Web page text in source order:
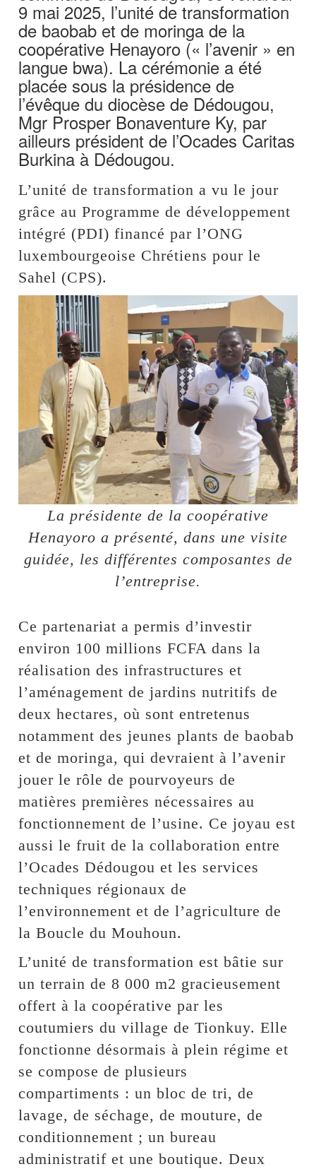
9 mai 2025, l’unité de transformation
de baobab et de moringa de la
coopérative Henayoro (« l’avenir » en
langue bwa). La cérémonie a été
placée sous la présidence de
l’évêque du diocèse de Dédougou,
Mgr Prosper Bonaventure Ky, par
ailleurs président de l’Ocades Caritas
Burkina à Dédougou.
L’unité de transformation a vu le jour
grâce au Programme de développement
intégré (PDI) financé par l’ONG
luxembourgeoise Chrétiens pour le
Sahel (CPS).
La présidente de la coopérative
Henayoro a présenté, dans une visite
guidée, les différentes composantes de
l’entreprise.
Ce partenariat a permis d’investir
environ 100 millions FCFA dans la
réalisation des infrastructures et
l’aménagement de jardins nutritifs de
deux hectares, où sont entretenus
notamment des jeunes plants de baobab
et de moringa, qui devraient à l’avenir
jouer le rôle de pourvoyeurs de
matières premières nécessaires au
fonctionnement de l’usine. Ce joyau est
aussi le fruit de la collaboration entre
l’Ocades Dédougou et les services
techniques régionaux de
l’environnement et de l’agriculture de
la Boucle du Mouhoun.
L’unité de transformation est bâtie sur
un terrain de 8 000 m2 gracieusement
offert à la coopérative par les
coutumiers du village de Tionkuy. Elle
fonctionne désormais à plein régime et
se compose de plusieurs
compartiments : un bloc de tri, de
lavage, de séchage, de mouture, de
conditionnement ; un bureau
administratif et une boutique. Deux